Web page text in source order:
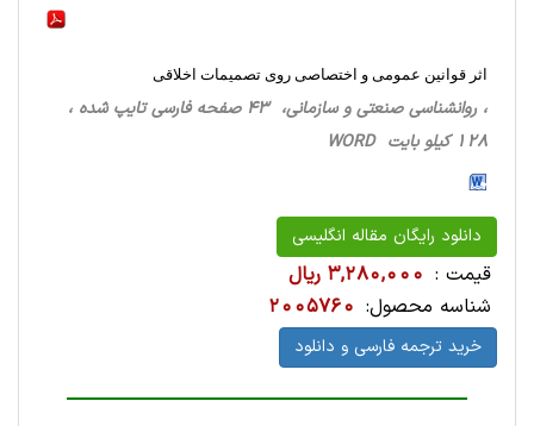
اثر قوانین عمومی و اختصاصی روی تصمیمات اخلاقی
، روانشناسی‌ صنعتی ‌و سازمانی، 43 صفحه فارسی تایپ شده ،
128 کیلو بایت WORD
دانلود رایگان مقاله انگلیسی
قیمت : 3,280,000 ریال
شناسه محصول: 2005760
خرید ترجمه فارسی و دانلود